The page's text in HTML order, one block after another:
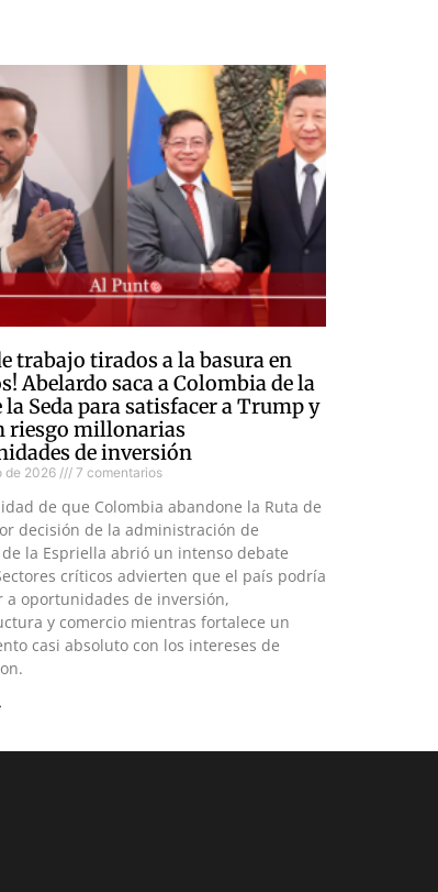
trabajo tirados a la basura en
Abelardo saca a Colombia de la
la Seda para satisfacer a Trump y
riesgo millonarias
de inversión
de 2026 7 comentarios
de que Colombia abandone la Ruta de
decisión de la administración de
la Espriella abrió un intenso debate
críticos advierten que el país podría
a oportunidades de inversión,
y comercio mientras fortalece un
casi absoluto con los intereses de